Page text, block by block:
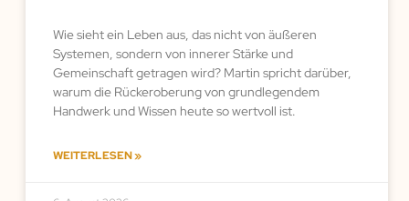
Wie sieht ein Leben aus, das nicht von äußeren
Systemen, sondern von innerer Stärke und
Gemeinschaft getragen wird? Martin spricht darüber,
warum die Rückeroberung von grundlegendem
Handwerk und Wissen heute so wertvoll ist.
WEITERLESEN »